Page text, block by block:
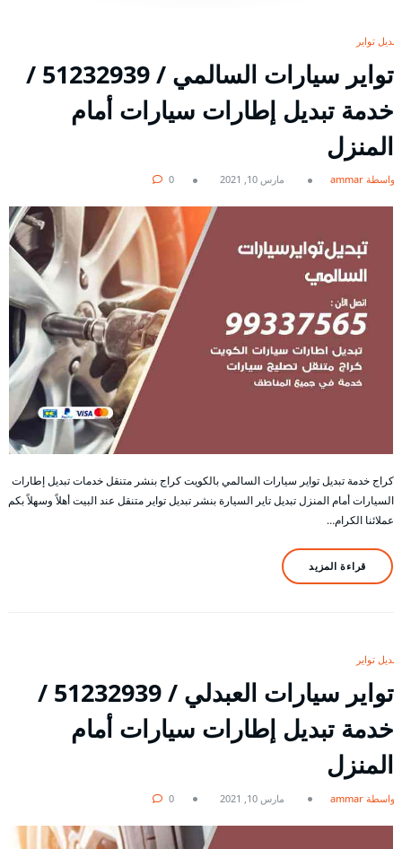
تبديل تواير
تواير سيارات السالمي / 51232939‬ /
خدمة تبديل إطارات سيارات أمام
المنزل
بواسطة ammar مارس 10, 2021 0
كراج خدمة تبديل تواير سيارات السالمي بالكويت كراج بنشر متنقل خدمات تبديل إطارات
السيارات أمام المنزل تبديل تاير السيارة بنشر تبديل تواير متنقل عند البيت أهلاً وسهلاً بكم
عملائنا الكرام…
قراءة المزيد
تبديل تواير
تواير سيارات العبدلي / 51232939‬ /
خدمة تبديل إطارات سيارات أمام
المنزل
بواسطة ammar مارس 10, 2021 0